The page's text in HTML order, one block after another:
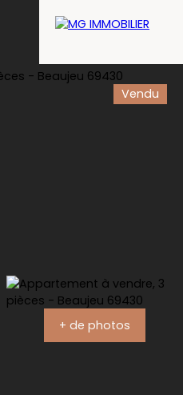
Vendu
+ de photos